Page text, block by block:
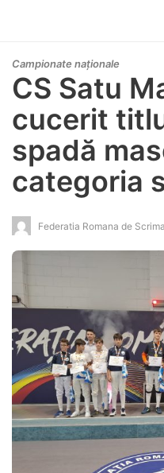
Campionate naționale
CS Satu
cucerit
spadă
categoria
Federatia Romana de Scrima